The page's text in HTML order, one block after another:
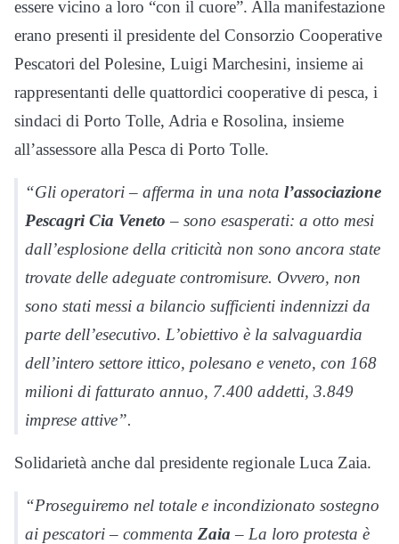
essere vicino a loro “con il cuore”. Alla manifestazione
erano presenti il presidente del Consorzio Cooperative
Pescatori del Polesine, Luigi Marchesini, insieme ai
rappresentanti delle quattordici cooperative di pesca, i
sindaci di Porto Tolle, Adria e Rosolina, insieme
all’assessore alla Pesca di Porto Tolle.
“Gli operatori – afferma in una nota l’associazione
Pescagri Cia Veneto – sono esasperati: a otto mesi
dall’esplosione della criticità non sono ancora state
trovate delle adeguate contromisure. Ovvero, non
sono stati messi a bilancio sufficienti indennizzi da
parte dell’esecutivo. L’obiettivo è la salvaguardia
dell’intero settore ittico, polesano e veneto, con 168
milioni di fatturato annuo, 7.400 addetti, 3.849
imprese attive”.
Solidarietà anche dal presidente regionale Luca Zaia.
“Proseguiremo nel totale e incondizionato sostegno
ai pescatori – commenta Zaia – La loro protesta è